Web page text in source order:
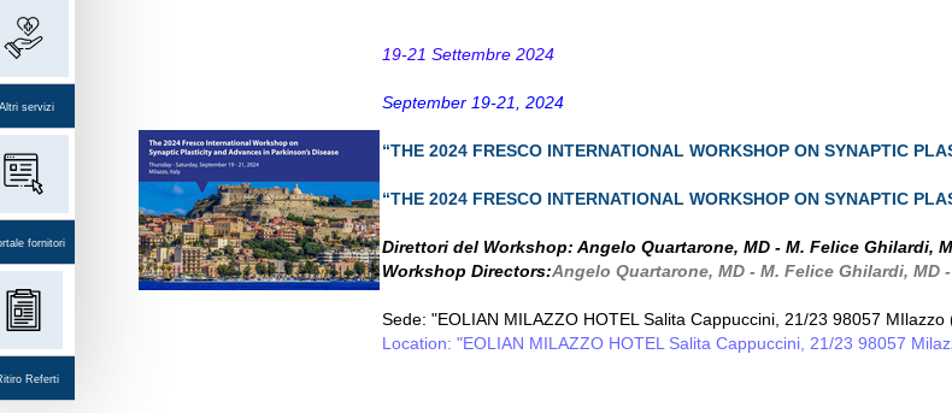
Altri servizi
fornitori
Referti
19-21 Settembre 2024
September 19-21, 2024
“THE 2024 FRESCO INTERNATIONAL WORKSHOP ON SYNAPTIC
“THE 2024 FRESCO INTERNATIONAL WORKSHOP ON SYNAPTIC
Direttori del Workshop: Angelo Quartarone, MD - M. Felice Ghilardi,
Workshop Directors:Angelo Quartarone, MD - M. Felice Ghilardi, MD
Sede: "EOLIAN MILAZZO HOTEL Salita Cappuccini, 21/23 98057 MIlazzo
Location: "EOLIAN MILAZZO HOTEL Salita Cappuccini, 21/23 98057